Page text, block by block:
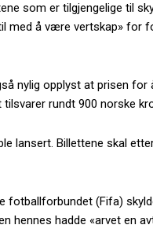
som er tilgjengelige til
med å være vertskap» for
nylig opplyst at prisen
rundt 900 norske
lansert. Billettene skal
fotballforbundet (Fifa)
hennes hadde «arvet en